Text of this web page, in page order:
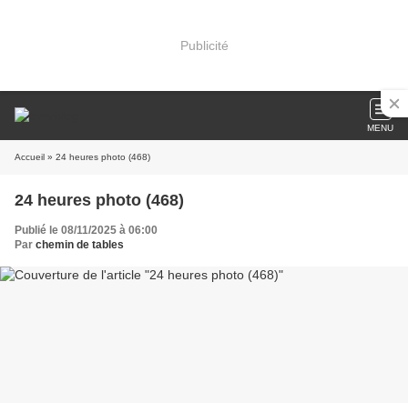
Publicité
MENU
Accueil » 24 heures photo (468)
24 heures photo (468)
Publié le 08/11/2025 à 06:00
Par chemin de tables